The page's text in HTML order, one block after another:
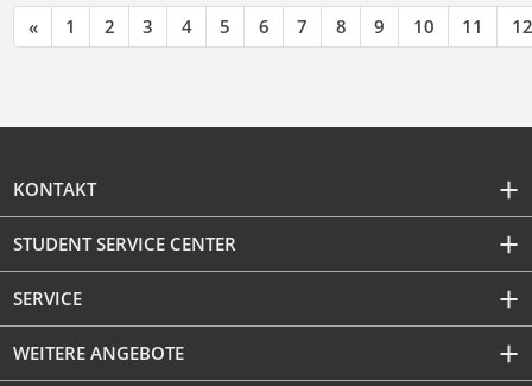
« 1 2 3 4 5 6 7 8 9 10 11 12
KONTAKT
STUDENT SERVICE CENTER
SERVICE
WEITERE ANGEBOTE